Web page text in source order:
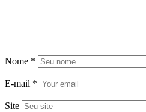
Nome *
E-mail *
Site